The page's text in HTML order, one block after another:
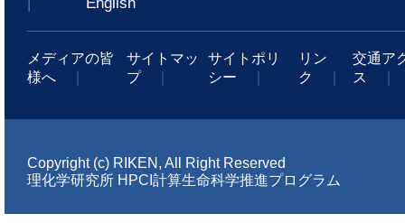
メディアの皆
様へ
サイトマッ
プ｜
サイトポリ
シー
リン
ク
交通ア
ス
Copyright (c) RIKEN, All Right Reserved
理化学研究所 HPCI計算生命科学推進プログラム